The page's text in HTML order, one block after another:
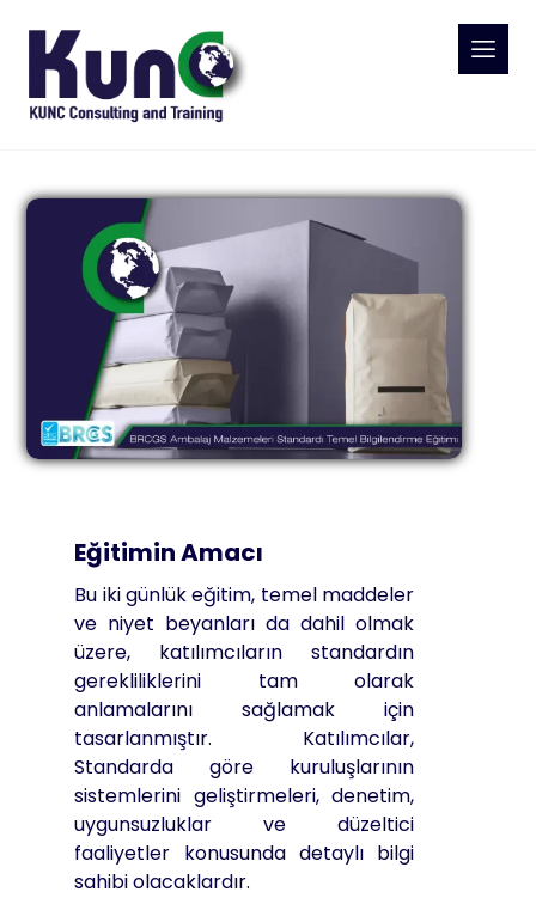
Eğitimin Amacı
Bu iki günlük eğitim, temel maddeler
ve niyet beyanları da dahil olmak
üzere, katılımcıların standardın
gerekliliklerini tam olarak
anlamalarını sağlamak için
tasarlanmıştır. Katılımcılar,
Standarda göre kuruluşlarının
sistemlerini geliştirmeleri, denetim,
uygunsuzluklar ve düzeltici
faaliyetler konusunda detaylı bilgi
sahibi olacaklardır.